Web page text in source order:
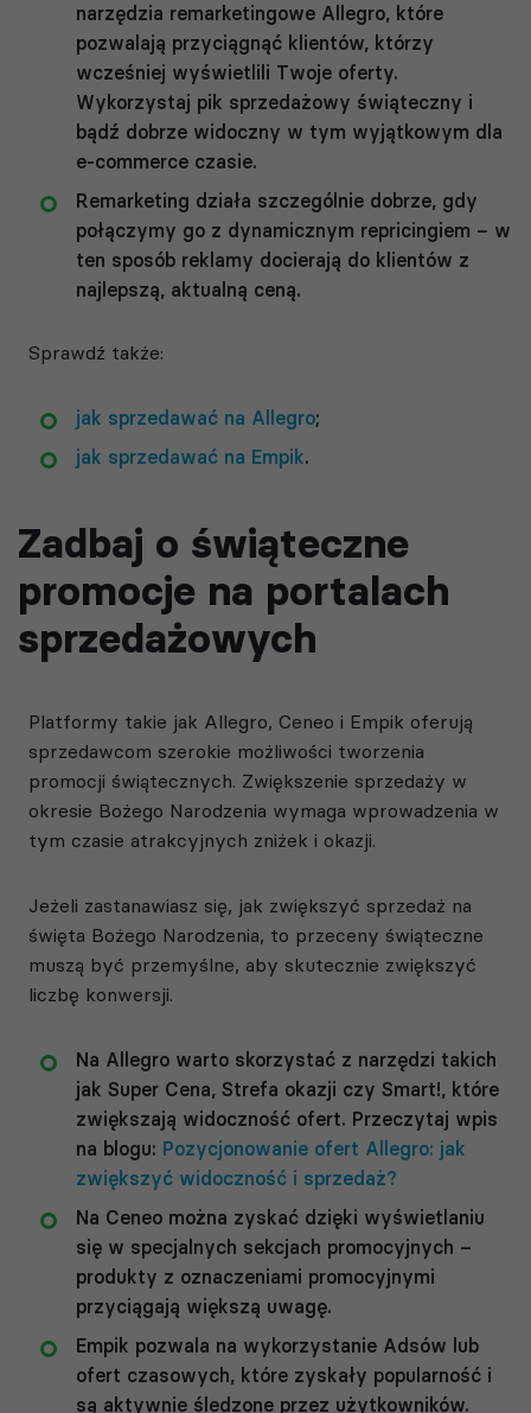
narzędzia remarketingowe Allegro, które
pozwalają przyciągnąć klientów, którzy
wcześniej wyświetlili Twoje oferty.
Wykorzystaj pik sprzedażowy świąteczny i
bądź dobrze widoczny w tym wyjątkowym dla
e-commerce czasie.
Remarketing działa szczególnie dobrze, gdy
połączymy go z dynamicznym repricingiem – w
ten sposób reklamy docierają do klientów z
najlepszą, aktualną ceną.
Sprawdź także:
jak sprzedawać na Allegro;
jak sprzedawać na Empik.
Zadbaj o świąteczne
promocje na portalach
sprzedażowych
Platformy takie jak Allegro, Ceneo i Empik oferują
sprzedawcom szerokie możliwości tworzenia
promocji świątecznych. Zwiększenie sprzedaży w
okresie Bożego Narodzenia wymaga wprowadzenia w
tym czasie atrakcyjnych zniżek i okazji.
Jeżeli zastanawiasz się, jak zwiększyć sprzedaż na
święta Bożego Narodzenia, to przeceny świąteczne
muszą być przemyślne, aby skutecznie zwiększyć
liczbę konwersji.
Na Allegro warto skorzystać z narzędzi takich
jak Super Cena, Strefa okazji czy Smart!, które
zwiększają widoczność ofert. Przeczytaj wpis
na blogu: Pozycjonowanie ofert Allegro: jak
zwiększyć widoczność i sprzedaż?
Na Ceneo można zyskać dzięki wyświetlaniu
się w specjalnych sekcjach promocyjnych –
produkty z oznaczeniami promocyjnymi
przyciągają większą uwagę.
Empik pozwala na wykorzystanie Adsów lub
ofert czasowych, które zyskały popularność i
są aktywnie śledzone przez użytkowników.